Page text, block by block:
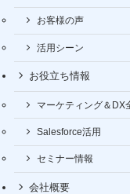
お客様の声
活用シーン
お役立ち情報
マーケティング＆DX
Salesforce活用
セミナー情報
会社概要